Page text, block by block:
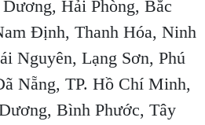
Hải Phòng, Bắc
Định, Thanh Hóa, Ninh
Nguyên, Lạng Sơn, Phú
Nẵng, TP. Hồ Chí Minh,
Bình Phước, Tây